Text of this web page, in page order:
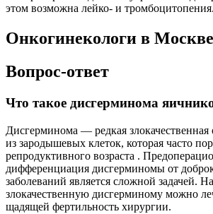
этом возможна лейко- и тромбоцитопения.
Онкогинекологи в Москве
Вопрос-ответ
Что такое дисгерминома
Дисгерминома — редкая злокачественная
из зародышевых клеток, которая часто
репродуктивного возраста .
дифференциация дисгерминомы от
заболеваний является сложной задачей.
злокачественную дисгерминому можно
щадящей фертильность хирургии.